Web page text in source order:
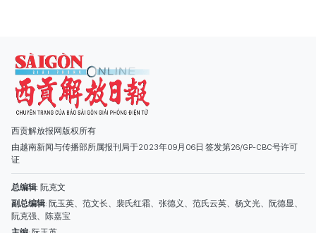
西贡解放报网版权所有
由越南新闻与传播部所属报刊局于2023年09月06日 签发第26/GP-CBC号许可
证
总编辑: 阮克文
副总编辑: 阮玉英、范文长、裴氏红霜、张德义、范氏云英、杨文光、阮德显、
阮克强、陈嘉宝